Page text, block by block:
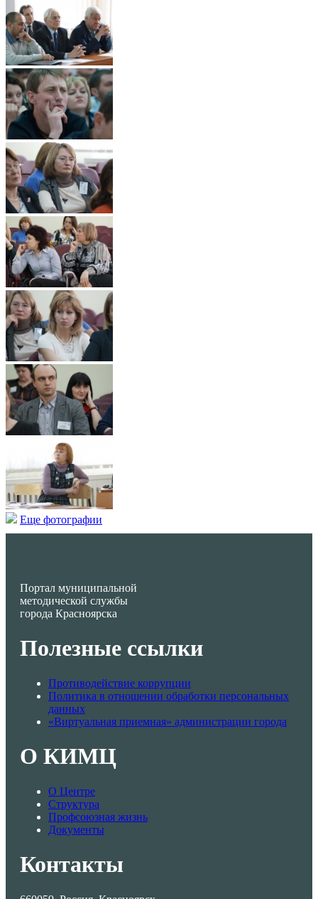
Еще фотографии
Портал муниципальной
методической службы
города Красноярска
Полезные ссылки
Противодействие коррупции
Политика в отношении обработки персональных
данных
«Виртуальная приемная» администрации города
О КИМЦ
О Центре
Структура
Профсоюзная жизнь
Документы
Контакты